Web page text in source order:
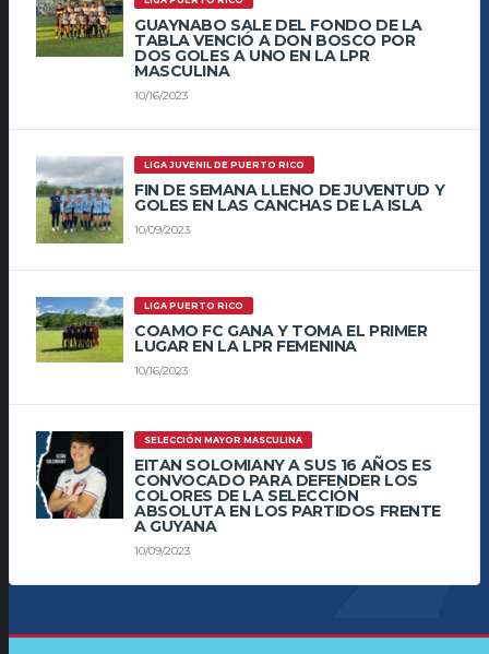
GUAYNABO SALE DEL FONDO DE LA
TABLA VENCIÓ A DON BOSCO POR
DOS GOLES A UNO EN LA LPR
MASCULINA
10/16/2023
LIGA JUVENIL DE PUERTO RICO
FIN DE SEMANA LLENO DE JUVENTUD Y
GOLES EN LAS CANCHAS DE LA ISLA
10/09/2023
LIGA PUERTO RICO
COAMO FC GANA Y TOMA EL PRIMER
LUGAR EN LA LPR FEMENINA
10/16/2023
SELECCIÓN MAYOR MASCULINA
EITAN SOLOMIANY A SUS 16 AÑOS ES
CONVOCADO PARA DEFENDER LOS
COLORES DE LA SELECCIÓN
ABSOLUTA EN LOS PARTIDOS FRENTE
A GUYANA
10/09/2023